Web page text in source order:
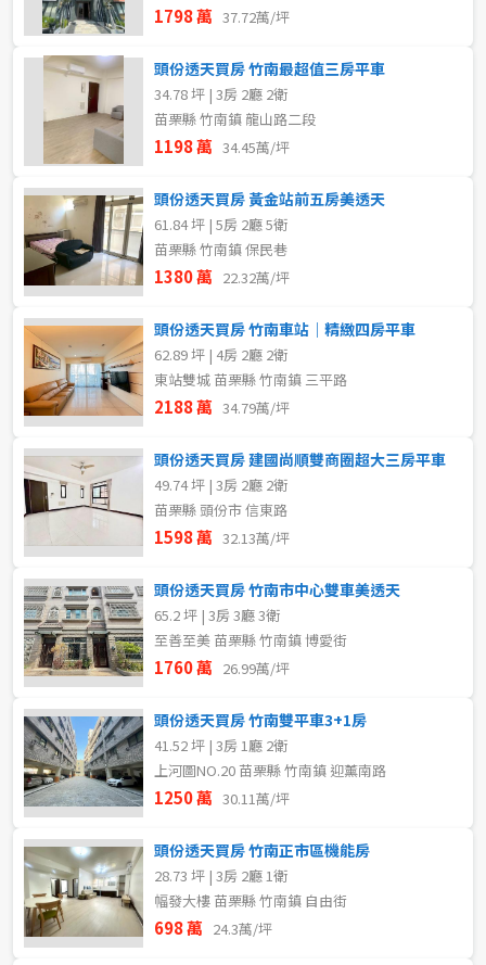
1798 萬 37.72萬/坪
頭份透天買房 竹南最超值三房平車
34.78 坪 | 3房 2廳 2衛
苗栗縣 竹南鎮 龍山路二段
1198 萬 34.45萬/坪
頭份透天買房 黃金站前五房美透天
61.84 坪 | 5房 2廳 5衛
苗栗縣 竹南鎮 保民巷
1380 萬 22.32萬/坪
頭份透天買房 竹南車站｜精緻四房平車
62.89 坪 | 4房 2廳 2衛
東站雙城 苗栗縣 竹南鎮 三平路
2188 萬 34.79萬/坪
頭份透天買房 建國尚順雙商圈超大三房平車
49.74 坪 | 3房 2廳 2衛
苗栗縣 頭份市 信東路
1598 萬 32.13萬/坪
頭份透天買房 竹南市中心雙車美透天
65.2 坪 | 3房 3廳 3衛
至善至美 苗栗縣 竹南鎮 博愛街
1760 萬 26.99萬/坪
頭份透天買房 竹南雙平車3+1房
41.52 坪 | 3房 1廳 2衛
上河圖NO.20 苗栗縣 竹南鎮 迎薰南路
1250 萬 30.11萬/坪
頭份透天買房 竹南正市區機能房
28.73 坪 | 3房 2廳 1衛
幅發大樓 苗栗縣 竹南鎮 自由街
698 萬 24.3萬/坪